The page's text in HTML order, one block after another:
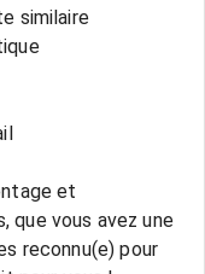
similaire
et
que vous avez une
reconnu(e) pour